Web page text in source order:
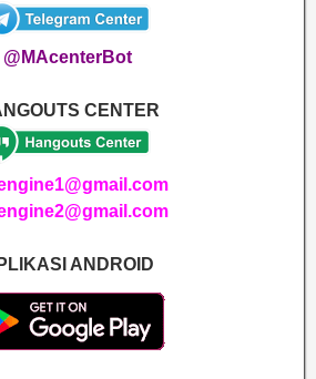
@MAcenterBot
CENTER
ANDROID